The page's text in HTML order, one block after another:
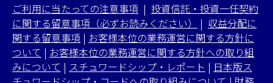
ご利用に当たっての注意事項 | 投資信託・投資一任契約
に関する留意事項（必ずお読みください）
| 収益分配に
関する留意事項 | お客様本位の業務運営に関する方針に
ついて | お客様本位の業務運営に関する方針への取り組
みについて | スチュワードシップ・レポート | 日本版ス